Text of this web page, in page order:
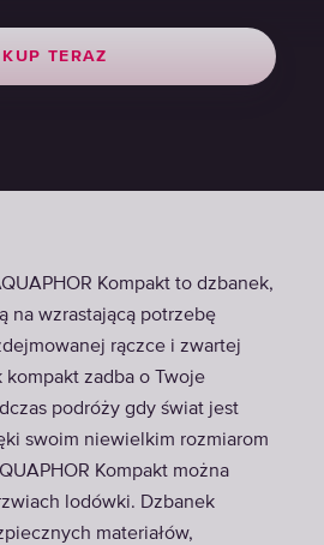
KUP TERAZ
KUP TERAZ
KUP TERAZ
Kompakt to dzbanek,
na wzrastającą potrzebę
rączce i zwartej
kompakt zadba o Twoje
podróży gdy świat jest
swoim niewielkim rozmiarom
Kompakt można
lodówki. Dzbanek
materiałów,